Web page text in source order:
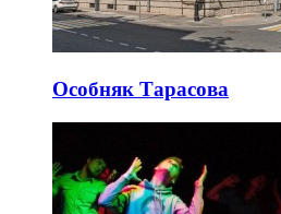
Особняк Тарасова